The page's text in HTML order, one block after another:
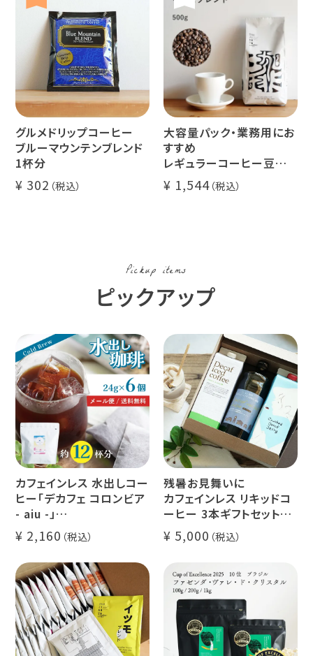
グルメドリップコーヒー
ブルーマウンテンブレンド
1杯分
302
大容量パック・業務用にお
すすめ
レギュラーコーヒー豆
イツモブレンド 500g
1,544
Pickup items
ピックアップ
カフェインレス 水出しコー
ヒー「デカフェ コロンビア
- aiu -」
24g×6個（約12杯分）
マウンテンウォータープロ
セス カフェインレスコーヒ
ー豆100%使用 メール便
でお届け
2,160
残暑お見舞いに
カフェインレス リキッドコ
ーヒー 3本ギフトセット
クラッシュド デカフェ ゼリ
ー 1本
デカフェ オレベース【無
糖】1本
デカフェ アイスコーヒー 1
5,000